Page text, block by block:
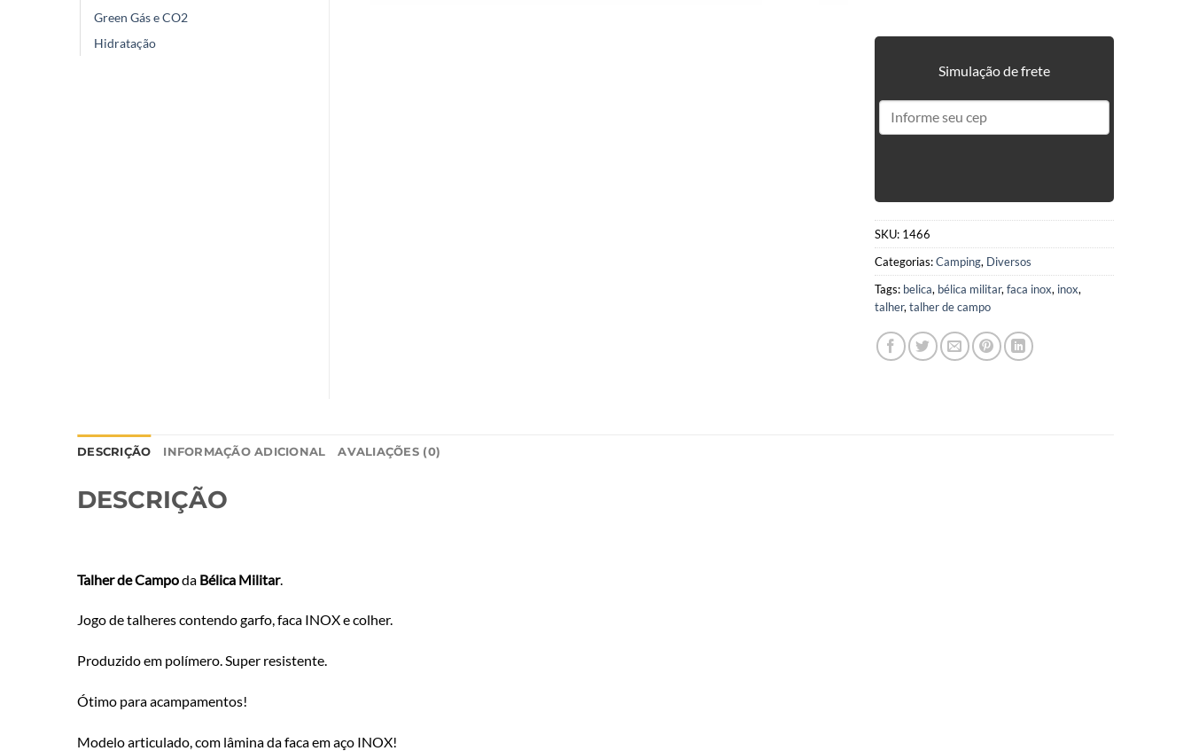
Simulação de frete
SKU: 1466
Categorias:Camping, Diversos
Tags: belica, bélica militar, faca inox, inox,
talher, talher de campo
Green Gás e CO2
Hidratação
DESCRIÇÃO INFORMAÇÃO ADICIONAL AVALIAÇÕES (0)
DESCRIÇÃO
Talher de Campoda Bélica Militar.
Jogo de talheres contendo garfo, faca INOX e colher.
Produzido em polímero. Super resistente.
Ótimo para acampamentos!
Modelo articulado, com lâmina da faca em aço INOX!